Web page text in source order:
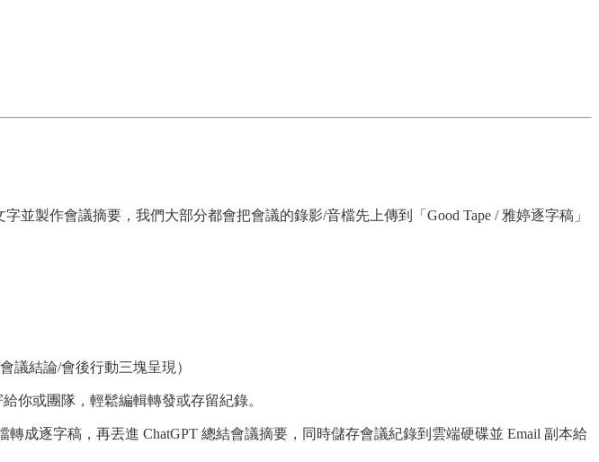
並製作會議摘要，我們大部分都會把會議的錄影/音檔先上傳到「Good Tape / 雅婷逐字稿」
議結論/會後行動三塊呈現）
你或團隊，輕鬆編輯轉發或存留紀錄。
成逐字稿，再丟進 ChatGPT 總結會議摘要，同時儲存會議紀錄到雲端硬碟並 Email 副本給